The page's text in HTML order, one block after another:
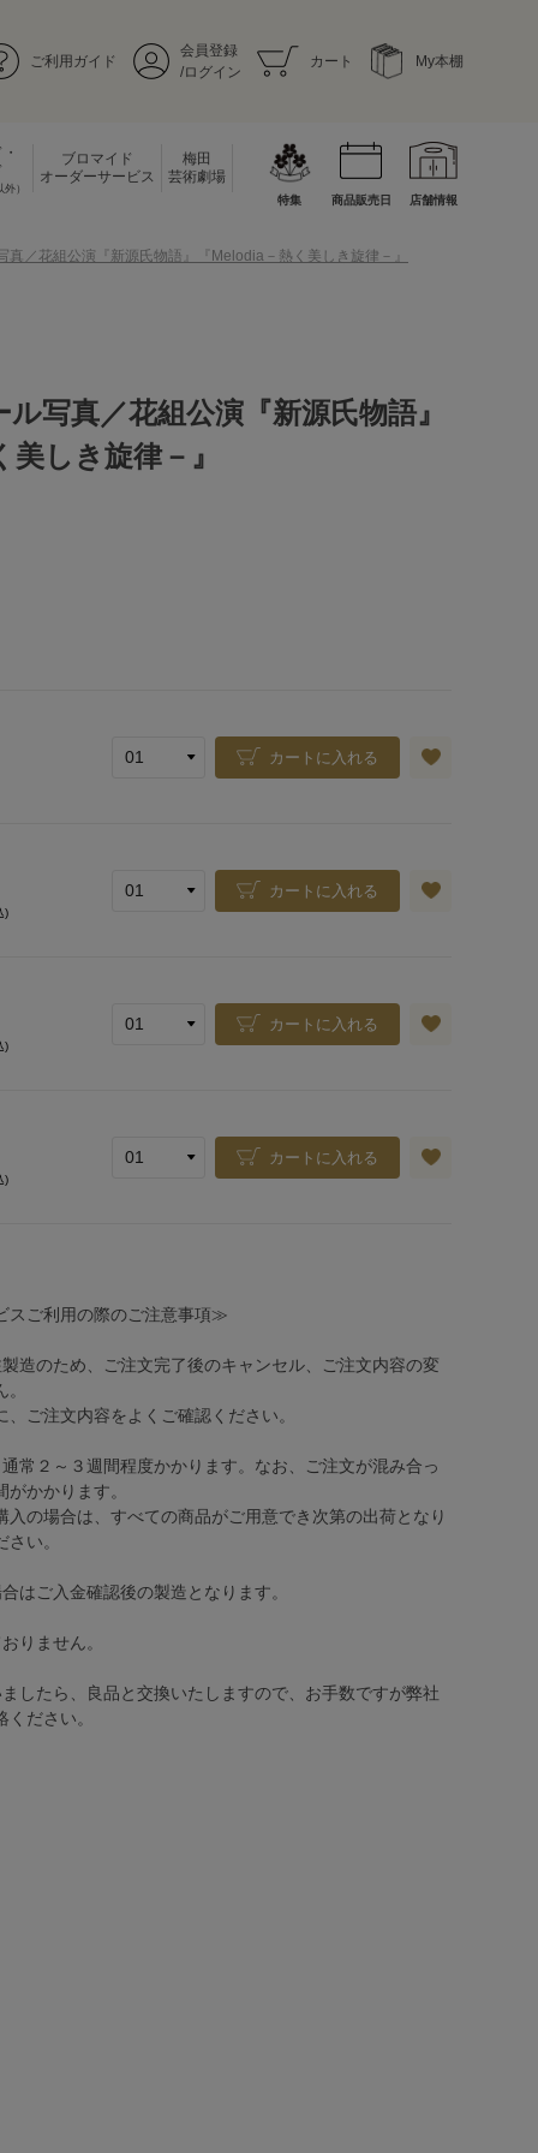
ご利用ガイド
会員登録
/ログイン
カート My本棚
）
ブロマイド
オーダーサービス
梅田
芸術劇場
特集 商品販売日 店舗情報
真／花組公演『新源氏物語』『Melodia－熱く美しき旋律－』
写真／花組公演『新源氏物語』
しき旋律－』
カートに入れる
)
カートに入れる
)
カートに入れる
)
カートに入れる
スご利用の際のご注意事項≫
造のため、ご注文完了後のキャンセル、ご注文内容の変
ご注文内容をよくご確認ください。
常２～３週間程度かかります。なお、ご注文が混み合っ
かかります。
入の場合は、すべての商品がご用意でき次第の出荷となり
い。
はご入金確認後の製造となります。
りません。
したら、良品と交換いたしますので、お手数ですが弊社
ださい。